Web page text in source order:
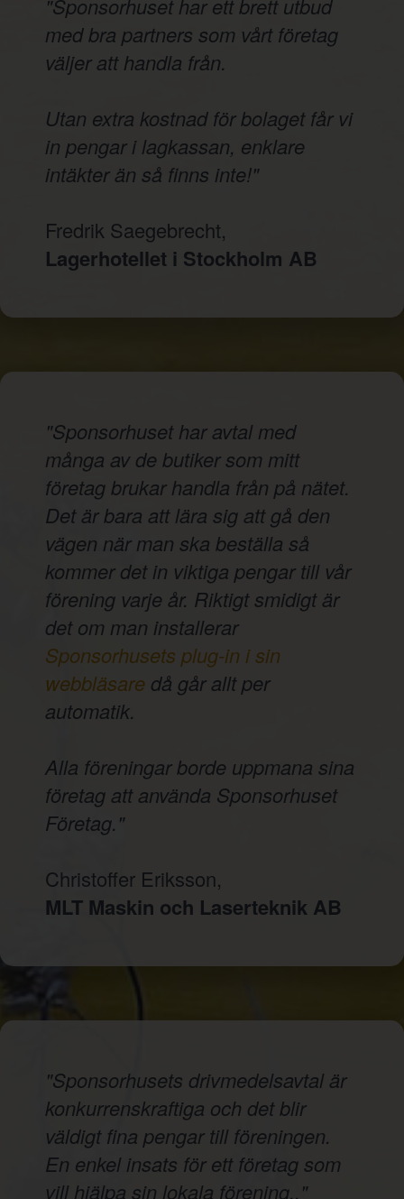
"Sponsorhuset har ett brett utbud
med bra partners som vårt företag
väljer att handla från.
Utan extra kostnad för bolaget får vi
in pengar i lagkassan, enklare
intäkter än så finns inte!"
Fredrik Saegebrecht,
Lagerhotellet i Stockholm AB
"Sponsorhuset har avtal med
många av de butiker som mitt
företag brukar handla från på nätet.
Det är bara att lära sig att gå den
vägen när man ska beställa så
kommer det in viktiga pengar till vår
förening varje år. Riktigt smidigt är
det om man installerar
Sponsorhusets plug-in i sin
webbläsare då går allt per
automatik.
Alla föreningar borde uppmana sina
företag att använda Sponsorhuset
Företag."
Christoffer Eriksson,
MLT Maskin och Laserteknik AB
"Sponsorhusets drivmedelsavtal är
konkurrenskraftiga och det blir
väldigt fina pengar till föreningen.
En enkel insats för ett företag som
vill hjälpa sin lokala förening.."